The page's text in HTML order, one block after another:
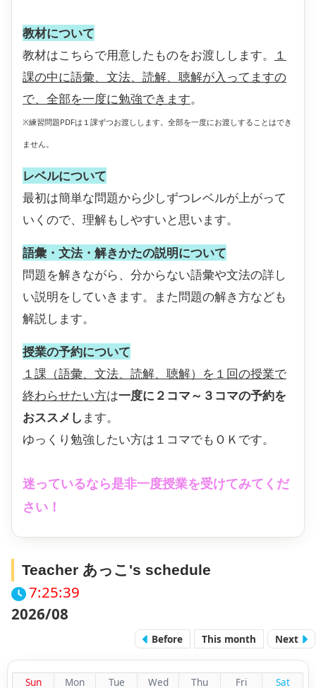
教材について
教材はこちらで用意したものをお渡しします。
１
課の中に語彙、文法、読解、聴解が入ってますの
で、全部を一度に勉強できます。
※練習問題PDFは１課ずつお渡しします。全部を一度にお渡しすることはでき
ません。
レベルについて
最初は簡単な問題から少しずつレベルが上がって
いくので、理解もしやすいと思います。
語彙・文法・解きかたの説明について
問題を解きながら、分からない語彙や文法の詳し
い説明をしていきます。また問題の解き方なども
解説します。
授業の予約について
１課（語彙、文法、読解、聴解）を１回の授業で
終わらせたい方は一度に２コマ～３コマの予約を
おススメし ます。
ゆっくり勉強したい方は１コマでもＯＫです。
迷っているなら是非一度授業を受けてみてくだ
さい！
Teacher あっこ's schedule
7:25:40
2026/08
Before This month Next
Sun Mon Tue Wed Thu Fri Sat